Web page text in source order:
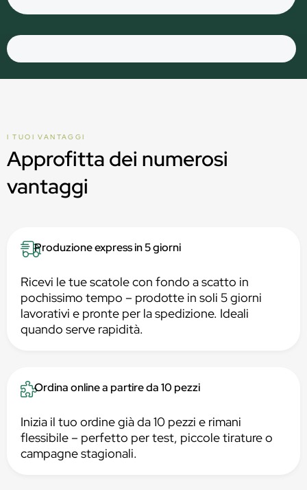
I TUOI VANTAGGI
Approfitta dei numerosi
vantaggi
Produzione express in 5 giorni
Ricevi le tue scatole con fondo a scatto in
pochissimo tempo – prodotte in soli 5 giorni
lavorativi e pronte per la spedizione. Ideali
quando serve rapidità.
Ordina online a partire da 10 pezzi
Inizia il tuo ordine già da 10 pezzi e rimani
flessibile – perfetto per test, piccole tirature o
campagne stagionali.